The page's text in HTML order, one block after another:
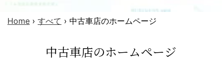
Home › すべて › 中古車店のホームページ
中古車店のホームページ